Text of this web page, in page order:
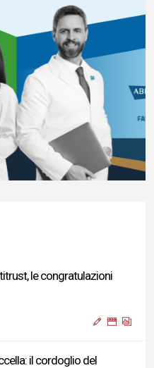
le congratulazioni
il cordoglio del